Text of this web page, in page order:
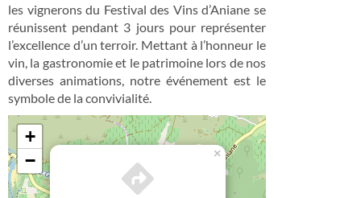
les vignerons du Festival des Vins d’Aniane se
réunissent pendant 3 jours pour représenter
l’excellence d’un terroir. Mettant à l’honneur le
vin, la gastronomie et le patrimoine lors de nos
diverses animations, notre événement est le
symbole de la convivialité.
×
+
−